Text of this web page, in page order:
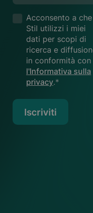
Acconsento a che
Stil utilizzi i miei
dati per scopi di
ricerca e
in conformità con
l'Informativa sulla
privacy.*
Iscriviti